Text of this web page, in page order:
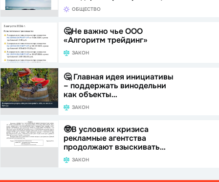
ОБЩЕСТВО
🤔Не важно чье ООО
«Алгоритм трейдинг»
ЗАКОН
🤔 Главная идея инициативы
– поддержать винодельни
как объекты…
ЗАКОН
🤓В условиях кризиса
рекламные агентства
продолжают взыскивать…
ЗАКОН